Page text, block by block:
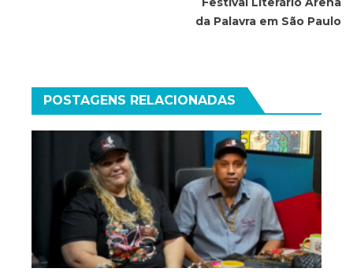
da Palavra em São Paulo
POSTAGENS RELACIONADAS